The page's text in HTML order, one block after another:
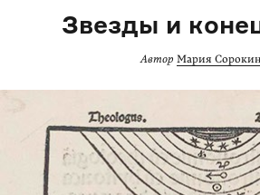
Звезды и
Автор Мария